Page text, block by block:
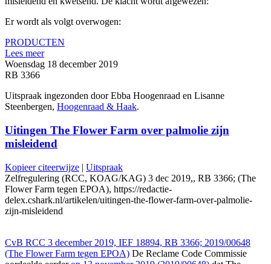
Er wordt als volgt overwogen:
PRODUCTEN
Lees meer
Woensdag 18 december 2019
RB 3366
Uitspraak ingezonden door Ebba Hoogenraad en Lisanne
Steenbergen, Hoogenraad & Haak.
Uitingen The Flower Farm over palmolie zijn
misleidend
Kopieer citeerwijze | Uitspraak
Zelfregulering (RCC, KOAG/KAG) 3 dec 2019,, RB 3366; (The
Flower Farm tegen EPOA), https://redactie-
delex.cshark.nl/artikelen/uitingen-the-flower-farm-over-palmolie-
zijn-misleidend
CvB RCC 3 december 2019, IEF 18894, RB 3366; 2019/00648
(The Flower Farm tegen EPOA) De Reclame Code Commissie